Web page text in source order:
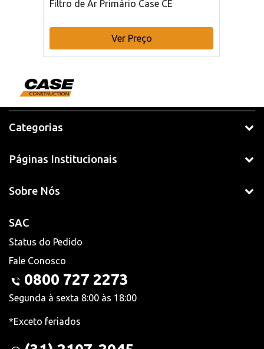
Filtro de Ar Primário Case CE
Ver Preço
Categorias
Páginas Institucionais
Sobre Nós
SAC
Status do Pedido
Fale Conosco
0800 727 2273
Segunda à sexta 8:00 às 18:00
*Exceto feriados